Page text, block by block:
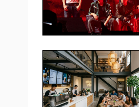
Pháp luật
Tin nóng
Tư vấn luật